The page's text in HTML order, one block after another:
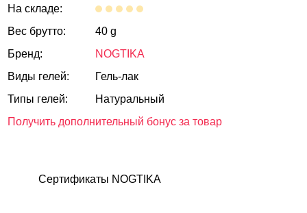
На складе:
Вес брутто:
40 g
Бренд:
NOGTIKA
Виды гелей:
Гель-лак
Типы гелей:
Натуральный
Получить дополнительный бонус за товар
Сертификаты NOGTIKA